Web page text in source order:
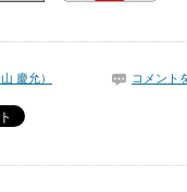
慶允） コメント